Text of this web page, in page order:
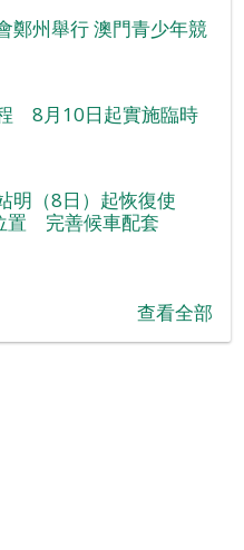
鄭州舉行 澳門青少年競
8月10日起實施臨時
明（8日）起恢復使
置 完善候車配套
查看全部